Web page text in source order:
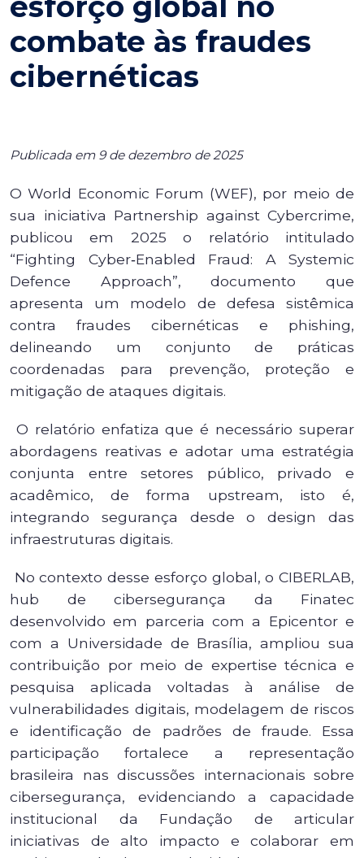
combate às fraudes
cibernéticas
Publicada em 9 de dezembro de 2025
O World Economic Forum (WEF), por meio de
sua iniciativa Partnership against Cybercrime,
publicou em 2025 o relatório intitulado
“Fighting Cyber‑Enabled Fraud: A Systemic
Defence Approach”, documento que
apresenta um modelo de defesa sistêmica
contra fraudes cibernéticas e phishing,
delineando um conjunto de práticas
coordenadas para prevenção, proteção e
mitigação de ataques digitais.
O relatório enfatiza que é necessário superar
abordagens reativas e adotar uma estratégia
conjunta entre setores público, privado e
acadêmico, de forma upstream, isto é,
integrando segurança desde o design das
infraestruturas digitais.
No contexto desse esforço global, o CIBERLAB,
hub de cibersegurança da Finatec
desenvolvido em parceria com a Epicentor e
com a Universidade de Brasília, ampliou sua
contribuição por meio de expertise técnica e
pesquisa aplicada voltadas à análise de
vulnerabilidades digitais, modelagem de riscos
e identificação de padrões de fraude. Essa
participação fortalece a representação
brasileira nas discussões internacionais sobre
cibersegurança, evidenciando a capacidade
institucional da Fundação de articular
iniciativas de alto impacto e colaborar em